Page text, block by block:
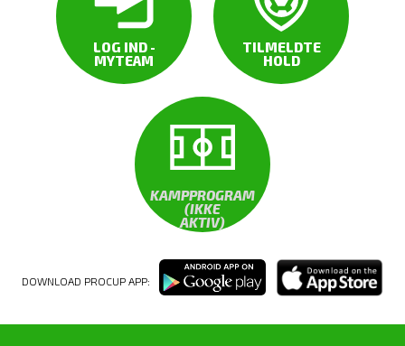
LOG IND -
MYTEAM
TILMELDTE
HOLD
KAMPPROGRAM
(IKKE
AKTIV)
DOWNLOAD PROCUP APP: